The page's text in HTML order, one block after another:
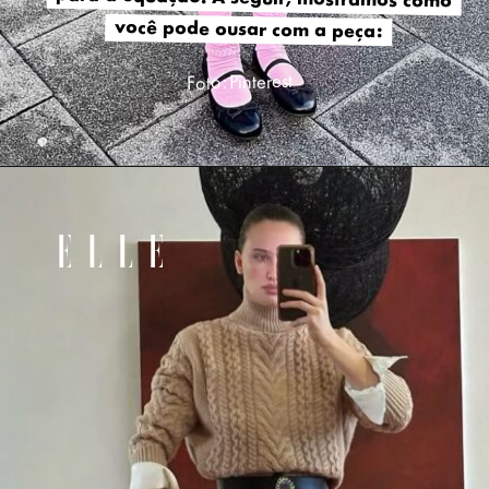
você pode ousar com a peça:
você pode ousar com a peça:
Foto: Pinterest